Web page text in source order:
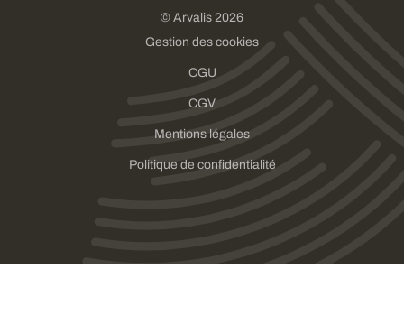
© Arvalis 2026
Gestion des cookies
CGU
CGV
Mentions légales
Politique de confidentialité